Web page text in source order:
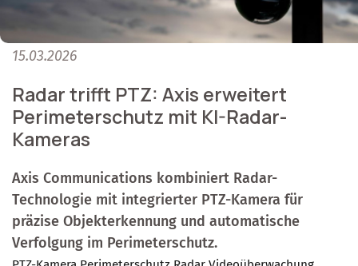
15.03.2026
Radar trifft PTZ: Axis erweitert
Perimeterschutz mit KI-Radar-
Kameras
Axis Communications kombiniert Radar-
Technologie mit integrierter PTZ-Kamera für
präzise Objekterkennung und automatische
Verfolgung im Perimeterschutz.